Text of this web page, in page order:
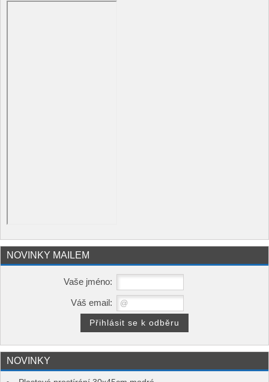
NOVINKY MAILEM
Vaše jméno:
Váš email:
NOVINKY